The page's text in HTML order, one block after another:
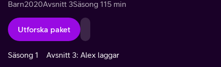
Barn2020Avsnitt 3Säsong 115 min
Utforska paket
Säsong 1 Avsnitt 3: Alex laggar